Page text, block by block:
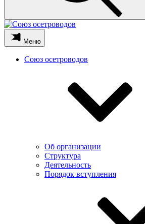
Меню
Союз осетроводов
Об организации
Структура
Деятельность
Порядок вступления